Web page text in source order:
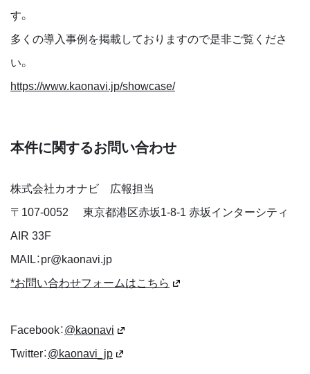
す。
多くの導入事例を掲載しておりますので是非ご覧くださ
い。
https://www.kaonavi.jp/showcase/
本件に関するお問い合わせ
株式会社カオナビ 広報担当
〒 107-0052
東京都港区赤坂1-8-1 赤坂インターシティ
AIR 33F
MAIL：pr@kaonavi.jp
*お問い合わせフォームはこちら
Facebook：@kaonavi
Twitter：@kaonavi_jp